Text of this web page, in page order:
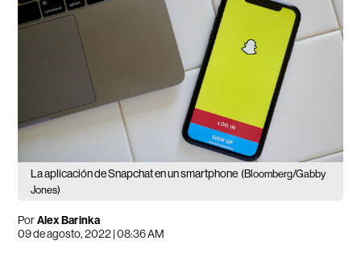
La aplicación de Snapchat en un smartphone (Bloomberg/Gabby
Jones)
PorAlex Barinka
09 de agosto, 2022 | 08:36 AM